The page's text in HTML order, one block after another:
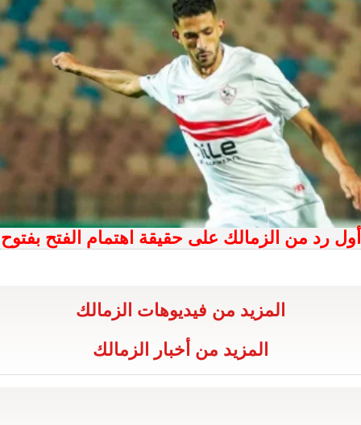
أول رد من الزمالك على حقيقة اهتمام الفتح بفتوح
المزيد من فيديوهات الزمالك
المزيد من أخبار الزمالك